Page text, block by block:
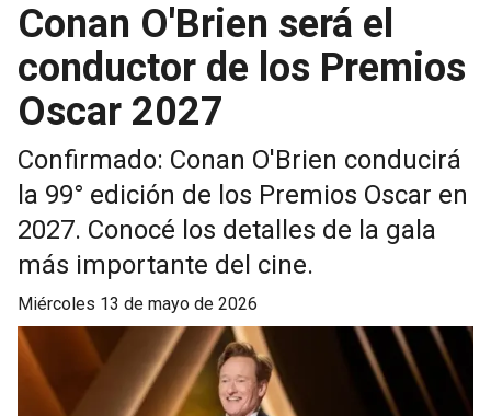
Conan O'Brien será el
conductor de los Premios
Oscar 2027
Confirmado: Conan O'Brien conducirá
la 99° edición de los Premios Oscar en
2027. Conocé los detalles de la gala
más importante del cine.
miércoles 13 de mayo de 2026